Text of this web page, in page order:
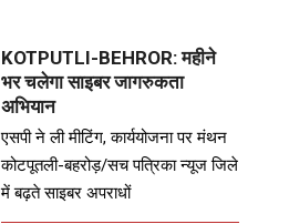
KOTPUTLI-BEHROR: महीने
भर चलेगा साइबर जागरुकता
अभियान
एसपी ने ली मीटिंग, कार्ययोजना पर मंथन
कोटपूतली-बहरोड़/सच पत्रिका न्यूज जिले
में बढ़ते साइबर अपराधों